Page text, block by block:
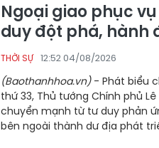
Ngoại giao phục
duy đột phá, hành
THỜI SỰ 12:52 04/08/2026
(Baothanhhoa.vn)- Phát biểu
thứ 33, Thủ tướng Chính phủ
chuyển mạnh từ tư duy phản
bên ngoài thành dư địa phát